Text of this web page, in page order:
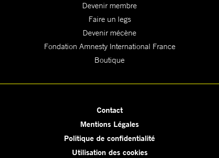
Devenir membre
Faire un legs
Devenir mécène
Fondation Amnesty International France
Boutique
Contact
Mentions Légales
Politique de confidentialité
Utilisation des cookies